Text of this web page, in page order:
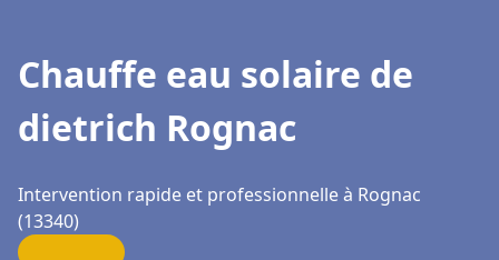
Chauffe eau solaire de
dietrich Rognac
Intervention rapide et professionnelle à Rognac
(13340)